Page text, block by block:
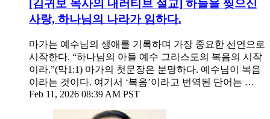
[김귀보 목사의 내러티브 설교] 하늘을 찢으신
사랑, 하나님의 나라가 임하다.
마가는 예수님의 생애를 기록하며 가장 중요한 선언으로
시작한다. “하나님의 아들 예수 그리스도의 복음의 시작
이라.”(막1:1) 마가의 첫문장은 분명하다. 예수님이 복음
이라는 것이다. 여기서 ‘복음’이라고 번역된 단어는 …
Feb 11, 2026 08:39 AM PST